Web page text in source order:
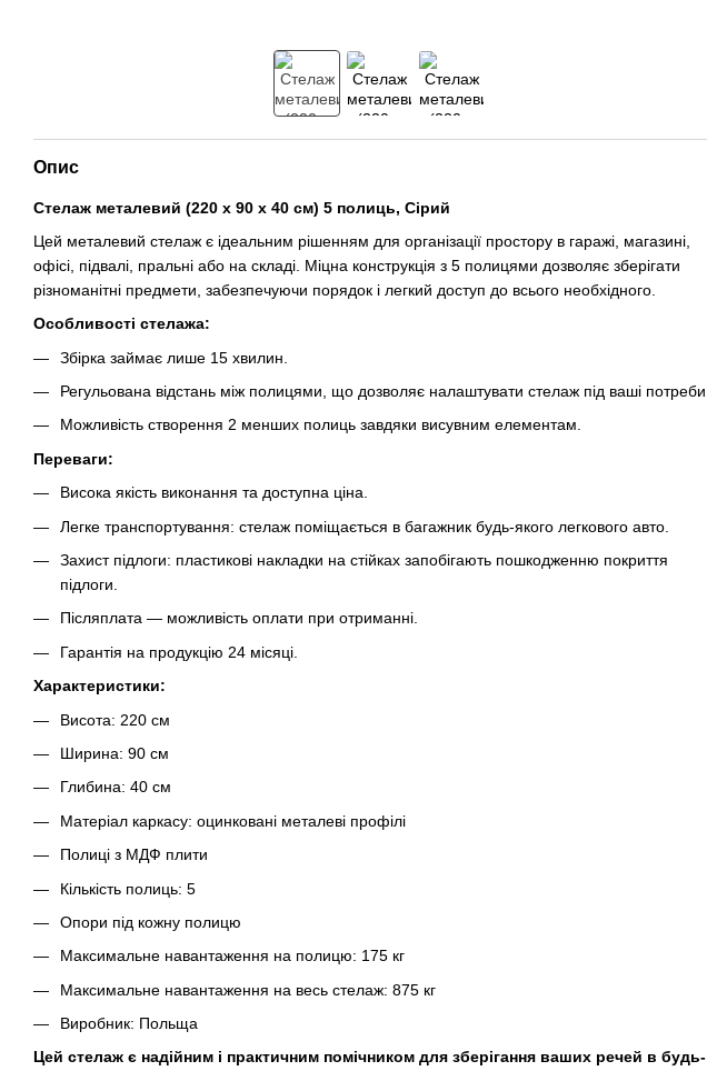
Опис
Стелаж металевий (220 х 90 х 40 см) 5 полиць, Сірий
Цей металевий стелаж є ідеальним рішенням для організації простору в гаражі, магазині,
офісі, підвалі, пральні або на складі. Міцна конструкція з 5 полицями дозволяє зберігати
різноманітні предмети, забезпечуючи порядок і легкий доступ до всього необхідного.
Особливості стелажа:
Збірка займає лише 15 хвилин.
Регульована відстань між полицями, що дозволяє налаштувати стелаж під ваші потреби.
Можливість створення 2 менших полиць завдяки висувним елементам.
Переваги:
Висока якість виконання та доступна ціна.
Легке транспортування: стелаж поміщається в багажник будь-якого легкового авто.
Захист підлоги: пластикові накладки на стійках запобігають пошкодженню покриття
підлоги.
Післяплата — можливість оплати при отриманні.
Гарантія на продукцію 24 місяці.
Характеристики:
Висота: 220 см
Ширина: 90 см
Глибина: 40 см
Матеріал каркасу: оцинковані металеві профілі
Полиці з МДФ плити
Кількість полиць: 5
Опори під кожну полицю
Максимальне навантаження на полицю: 175 кг
Максимальне навантаження на весь стелаж: 875 кг
Виробник: Польща
Цей стелаж є надійним і практичним помічником для зберігання ваших речей в будь-